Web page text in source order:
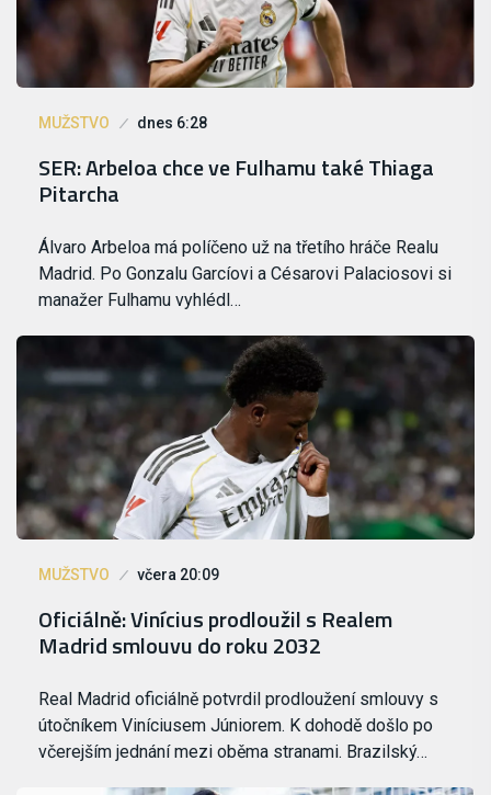
MUŽSTVO dnes 6:28
SER: Arbeloa chce ve Fulhamu také Thiaga
Pitarcha
Álvaro Arbeloa má políčeno už na třetího hráče Realu
Madrid. Po Gonzalu Garcíovi a Césarovi Palaciosovi si
manažer Fulhamu vyhlédl…
MUŽSTVO včera 20:09
Oficiálně: Vinícius prodloužil s Realem
Madrid smlouvu do roku 2032
Real Madrid oficiálně potvrdil prodloužení smlouvy s
útočníkem Viníciusem Júniorem. K dohodě došlo po
včerejším jednání mezi oběma stranami. Brazilský…